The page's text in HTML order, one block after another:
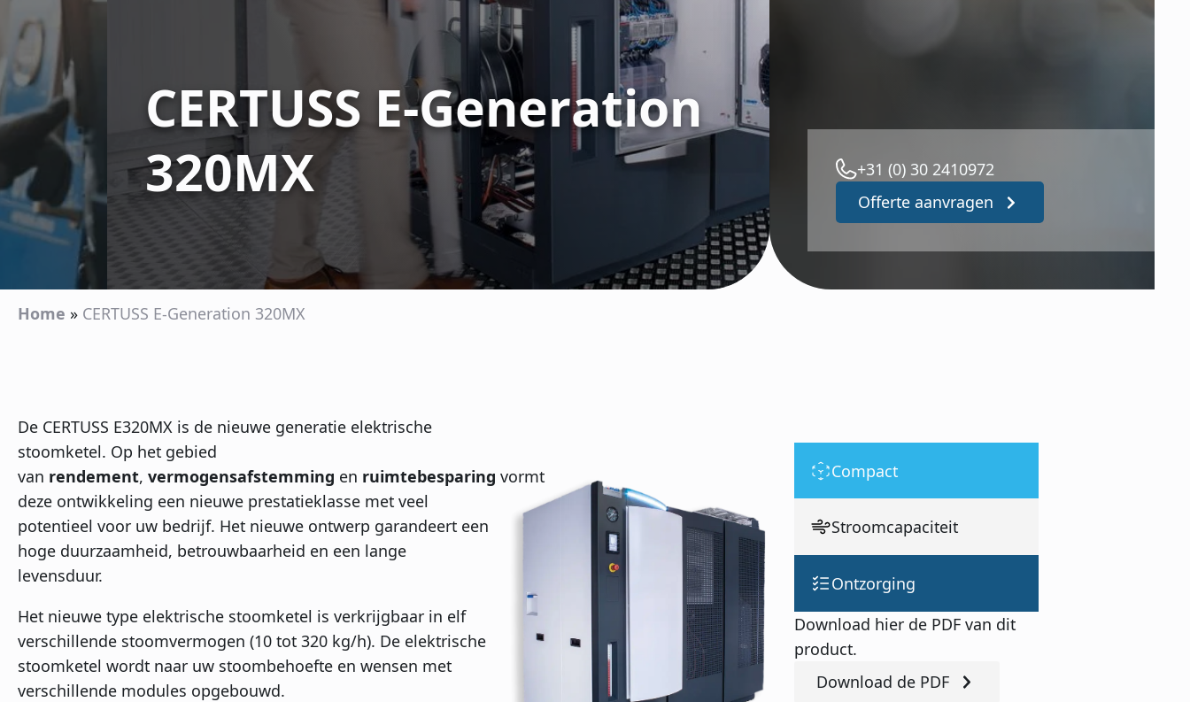
CERTUSS E-Generation
320MX
+31 (0) 30 2410972
Offerte aanvragen
Home » CERTUSS E-Generation 320MX
De CERTUSS E320MX is de nieuwe generatie elektrische
stoomketel. Op het gebied
van rendement, vermogensafstemming en ruimtebesparing vormt
deze ontwikkeling een nieuwe prestatieklasse met veel
potentieel voor uw bedrijf. Het nieuwe ontwerp garandeert een
hoge duurzaamheid, betrouwbaarheid en een lange
levensduur.
Het nieuwe type elektrische stoomketel is verkrijgbaar in elf
verschillende stoomvermogen (10 tot 320 kg/h). De elektrische
stoomketel wordt naar uw stoombehoefte en wensen met
verschillende modules opgebouwd.
Compact
Stroomcapaciteit
Ontzorging
Download hier de PDF van dit
product.
Download de PDF